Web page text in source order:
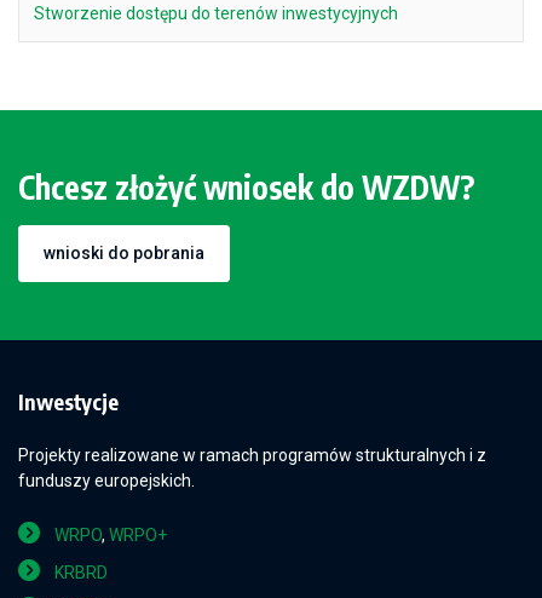
Stworzenie dostępu do terenów inwestycyjnych
Chcesz złożyć wniosek do WZDW?
wnioski do pobrania
Inwestycje
Projekty realizowane w ramach programów strukturalnych i z
funduszy europejskich.
WRPO, WRPO+
KRBRD